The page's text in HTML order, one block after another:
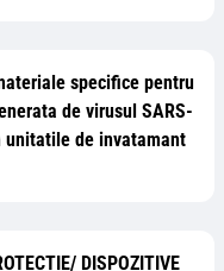
specifice pentru
de virusul SARS-
unitatile de invatamant
DISPOZITIVE